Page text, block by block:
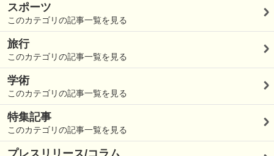
スポーツ
このカテゴリの記事一覧を見る
旅行
このカテゴリの記事一覧を見る
学術
このカテゴリの記事一覧を見る
特集記事
このカテゴリの記事一覧を見る
プレスリリース/コラム